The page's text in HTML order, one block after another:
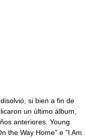
si bien a fin de
un último álbum,
anteriores. Young
the Way Home" e "I Am